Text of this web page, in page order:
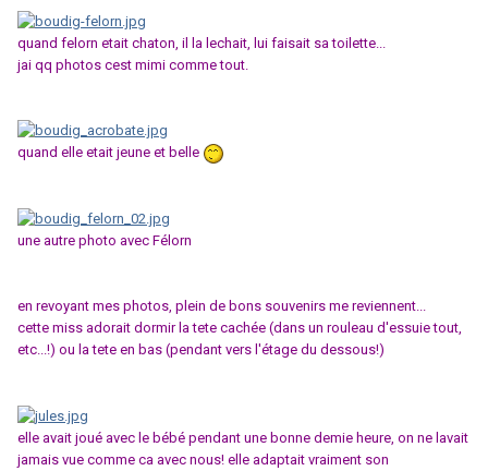
quand felorn etait chaton, il la lechait, lui faisait sa toilette...
jai qq photos cest mimi comme tout.
quand elle etait jeune et belle
une autre photo avec Félorn
en revoyant mes photos, plein de bons souvenirs me reviennent...
cette miss adorait dormir la tete cachée (dans un rouleau d'essuie tout,
etc...!) ou la tete en bas (pendant vers l'étage du dessous!)
elle avait joué avec le bébé pendant une bonne demie heure, on ne lavait
jamais vue comme ca avec nous! elle adaptait vraiment son